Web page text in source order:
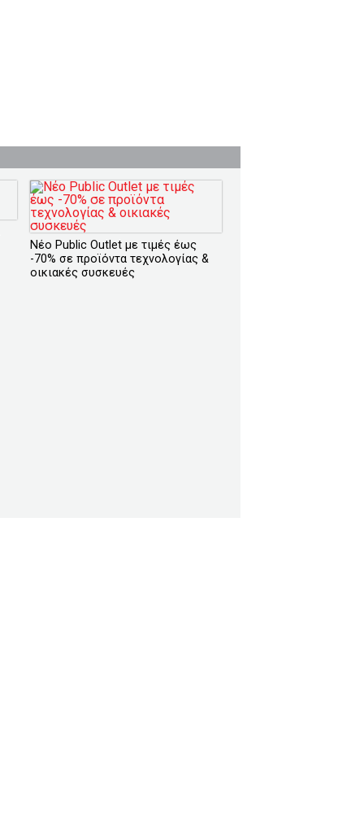
Νέο Public Outlet με τιμές έως
-70% σε προϊόντα τεχνολογίας &
οικιακές συσκευές